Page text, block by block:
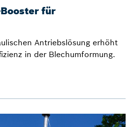
für
Antriebslösung erhöht
in der Blechumformung.